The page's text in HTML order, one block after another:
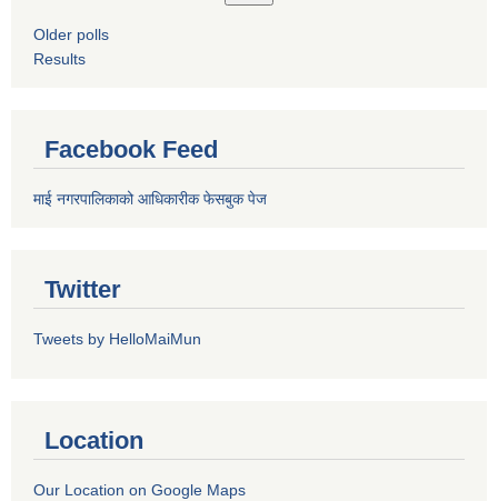
Older polls
Results
Facebook Feed
माई नगरपालिकाको आधिकारीक फेसबुक पेज
Twitter
Tweets by HelloMaiMun
Location
Our Location on Google Maps